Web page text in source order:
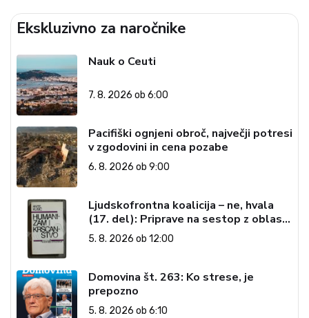
Ekskluzivno za naročnike
Nauk o Ceuti
7. 8. 2026 ob 6:00
Pacifiški ognjeni obroč, največji potresi
v zgodovini in cena pozabe
6. 8. 2026 ob 9:00
Ljudskofrontna koalicija – ne, hvala
(17. del): Priprave na sestop z oblasti
– dvorska opozicija 6: Gramsci na delu:
Revija 2000 in revolucionarna
5. 8. 2026 ob 12:00
Domovina št. 263: Ko strese, je
prepozno
5. 8. 2026 ob 6:10